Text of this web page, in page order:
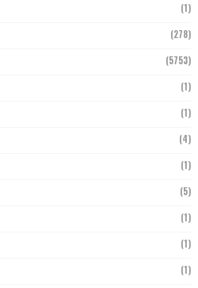
(1)
(278)
(5753)
(1)
(1)
(4)
(1)
(5)
(1)
(1)
(1)